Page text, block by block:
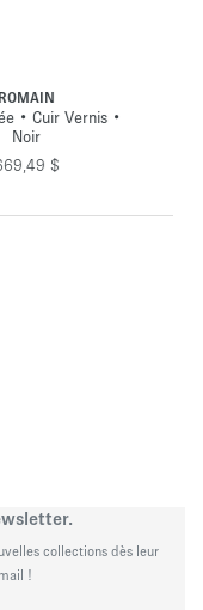
zippée • Cuir velours •
668,47 $
collections dès leur
!